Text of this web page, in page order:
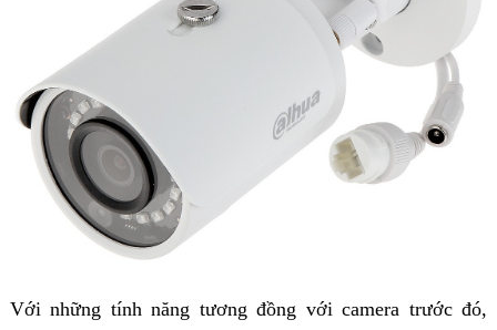
Với những tính năng tương đồng với camera trước đó,